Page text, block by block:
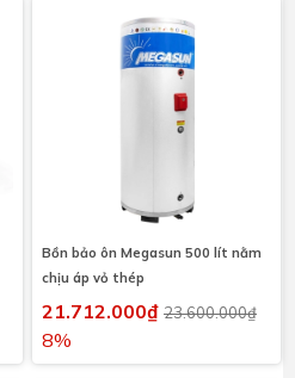
Bồn bảo ôn Megasun 500 lít nằm
chịu áp vỏ thép
21.712.000₫ 23.600.000₫
8%